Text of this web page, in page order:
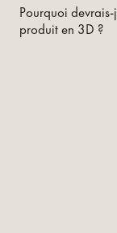
Pourquoi
produit en 3D ?